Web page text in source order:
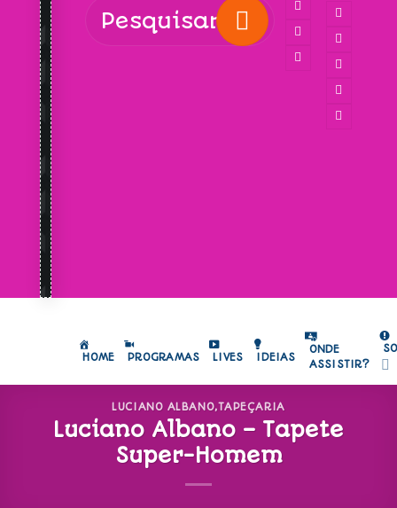
HOME PROGRAMAS LIVES IDEIAS
ONDE
ASSISTIR?
LUCIANO ALBANO,TAPEÇARIA
Luciano Albano – Tapete
Super-Homem